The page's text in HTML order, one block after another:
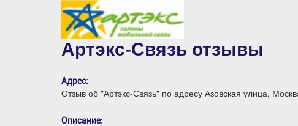
Артэкс-Связь отзывы
Адрес:
Отзыв об "Артэкс-Связь" по адресу Азовская улица,
Описание: